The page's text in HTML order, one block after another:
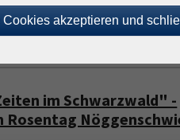
- ein
im Schwarzwald" -
Rosentag
Cookies akzeptieren und